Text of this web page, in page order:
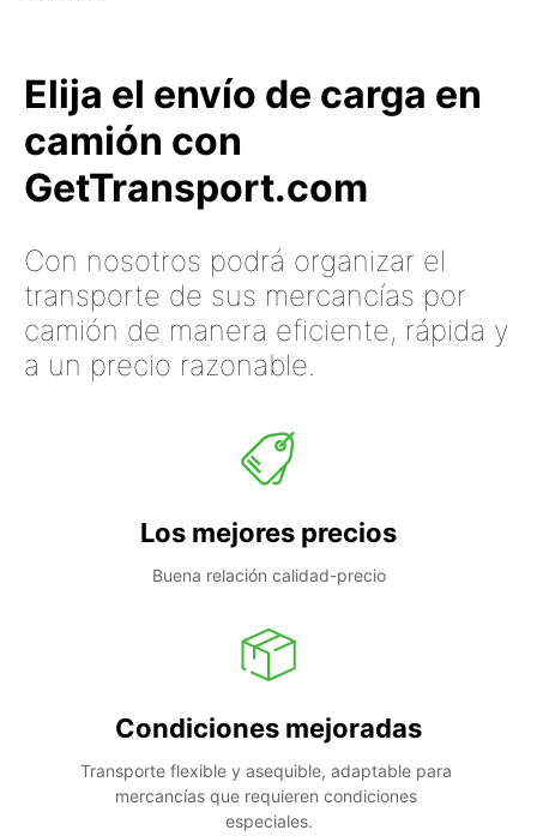
Elija el envío de carga en
camión con
GetTransport.com
Con nosotros podrá organizar el
transporte de sus mercancías por
camión de manera eficiente, rápida y
a un precio razonable.
Los mejores precios
Buena relación calidad-precio
Condiciones mejoradas
Transporte flexible y asequible, adaptable para
mercancías que requieren condiciones
especiales.